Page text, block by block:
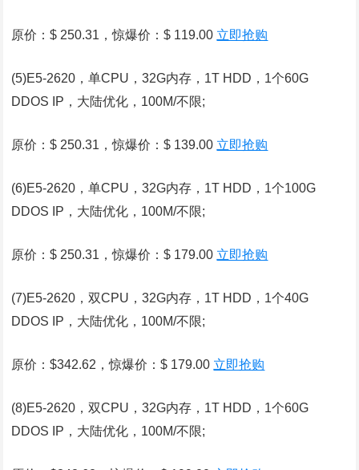
原价：$ 250.31，惊爆价：$ 119.00 立即抢购
(5)E5-2620，单CPU，32G内存，1T HDD，1个60G
DDOS IP，大陆优化，100M/不限;
原价：$ 250.31，惊爆价：$ 139.00 立即抢购
(6)E5-2620，单CPU，32G内存，1T HDD，1个100G
DDOS IP，大陆优化，100M/不限;
原价：$ 250.31，惊爆价：$ 179.00 立即抢购
(7)E5-2620，双CPU，32G内存，1T HDD，1个40G
DDOS IP，大陆优化，100M/不限;
原价：$342.62，惊爆价：$ 179.00 立即抢购
(8)E5-2620，双CPU，32G内存，1T HDD，1个60G
DDOS IP，大陆优化，100M/不限;